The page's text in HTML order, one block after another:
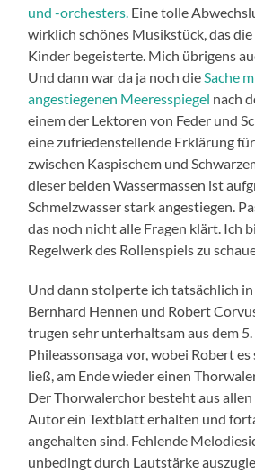
und -orchesters. Eine tolle
wirklich schönes Musikstück, das
Kinder begeisterte. Mich übrigens
Und dann war da ja noch die Sache
angestiegenen Meeresspiegel nach
einem der Lektoren von Feder und
eine zufriedenstellende Erklärung
zwischen Kaspischem und
dieser beiden Wassermassen ist
Schmelzwasser stark angestiegen.
das noch nicht alle Fragen klärt. Ich
Regelwerk des Rollenspiels zu
Und dann stolperte ich tatsächlich in
Bernhard Hennen und Robert
trugen sehr unterhaltsam aus dem
Phileassonsaga vor, wobei Robert
ließ, am Ende wieder einen
Der Thorwalerchor besteht aus
Autor ein Textblatt erhalten und
angehalten sind. Fehlende
unbedingt durch Lautstärke